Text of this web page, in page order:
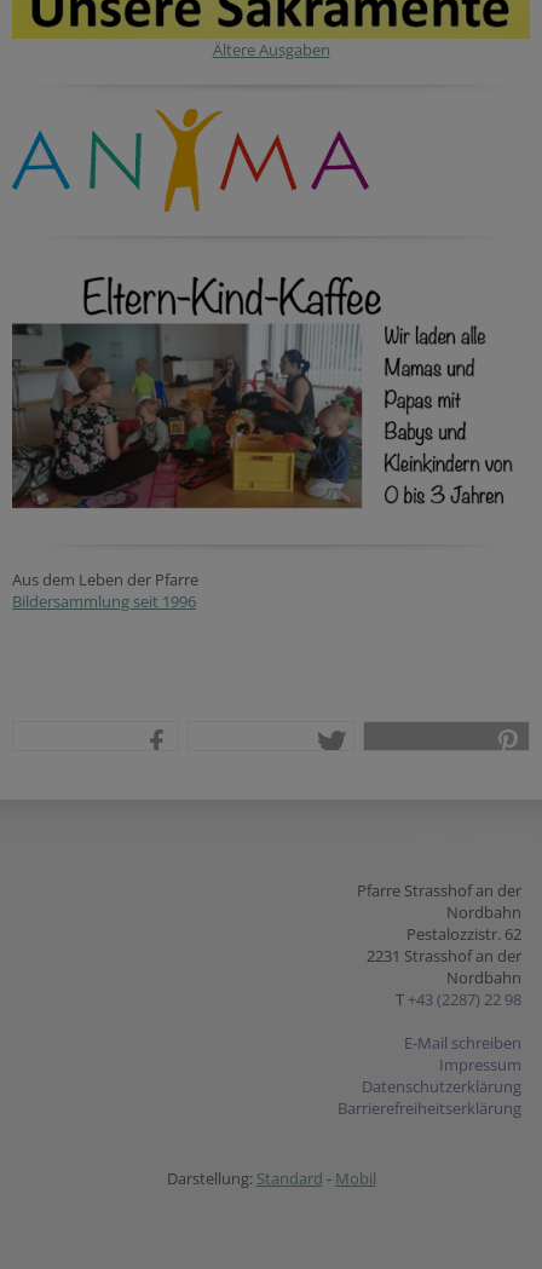
Ältere Ausgaben
Aus dem Leben der Pfarre
Bildersammlung seit 1996
Pfarre Strasshof an der
Nordbahn
Pestalozzistr. 62
2231 Strasshof an der
Nordbahn
T +43 (2287) 22 98
E-Mail schreiben
Impressum
Datenschutzerklärung
Barrierefreiheitserklärung
Darstellung: Standard - Mobil